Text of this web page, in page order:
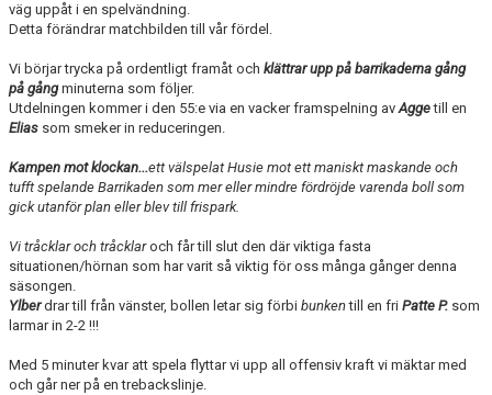
väg uppåt i en spelvändning.
Detta förändrar matchbilden till vår fördel.
Vi börjar trycka på ordentligt framåt och klättrar upp på barrikaderna gång
på gångminuterna som följer.
Utdelningen kommer i den 55:e via en vacker framspelning avAggetill en
Elias som smeker in reduceringen.
Kampen mot klockan...ett välspelat Husie mot ett maniskt maskande och
tufft spelande Barrikaden som mer eller mindre fördröjde varenda boll som
gick utanför plan eller blev till frispark.
Vi tråcklar och tråcklaroch får till slut den där viktiga fasta
situationen/hörnan som har varit så viktig för oss många gånger denna
säsongen.
Ylberdrar till från vänster, bollen letar sig förbi bunkentill en fri Patte P. som
larmar in 2-2 !!!
Med 5 minuter kvar att spela flyttar vi upp all offensiv kraft vi mäktar med
och går ner på en trebackslinje.